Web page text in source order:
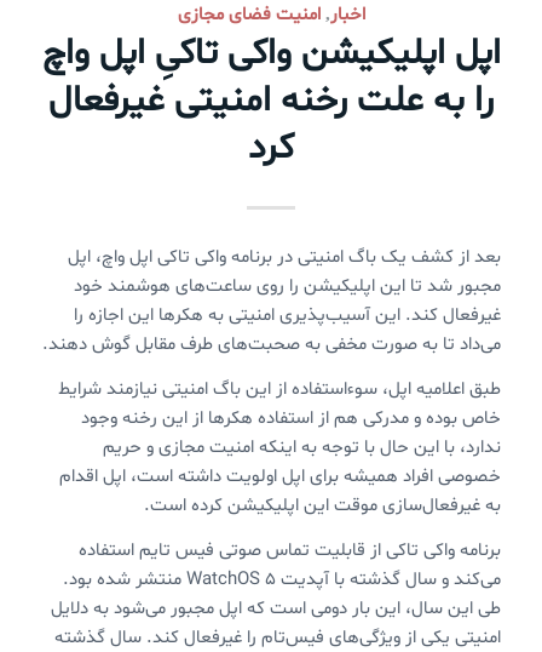
اخبار,امنیت فضای مجازی
اپل اپلیکیشن واکی تاکیِ اپل واچ
را به علت رخنه امنیتی غیرفعال
کرد
بعد از کشف یک باگ امنیتی در برنامه واکی تاکی اپل واچ، اپل
مجبور شد تا این اپلیکیشن را روی ساعت‌های هوشمند خود
غیرفعال کند. این آسیب‌پذیری امنیتی به هکرها این اجازه را
می‌داد تا به صورت مخفی به صحبت‌های طرف مقابل گوش دهند.
طبق اعلامیه اپل، سوءاستفاده از این باگ امنیتی نیازمند شرایط
خاص بوده و مدرکی هم از استفاده هکرها از این رخنه وجود
ندارد، با این حال با توجه به اینکه امنیت مجازی و حریم
خصوصی افراد همیشه برای اپل اولویت داشته است، اپل اقدام
به غیرفعال‌سازی موقت این اپلیکیشن کرده است.
برنامه واکی تاکی از قابلیت تماس صوتی فیس تایم استفاده
می‌کند و سال گذشته با آپدیت WatchOS 5 منتشر شده بود.
طی این سال، این بار دومی است که اپل مجبور می‌شود به دلایل
امنیتی یکی از ویژگی‌های فیس‌تام را غیرفعال کند. سال گذشته